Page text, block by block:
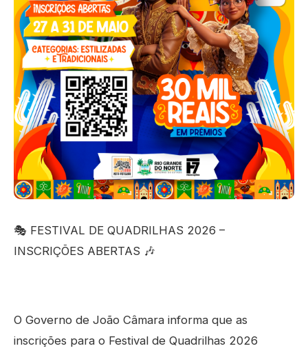
🎭 FESTIVAL DE QUADRILHAS 2026 –
INSCRIÇÕES ABERTAS 🎶
O Governo de João Câmara informa que as
inscrições para o Festival de Quadrilhas 2026